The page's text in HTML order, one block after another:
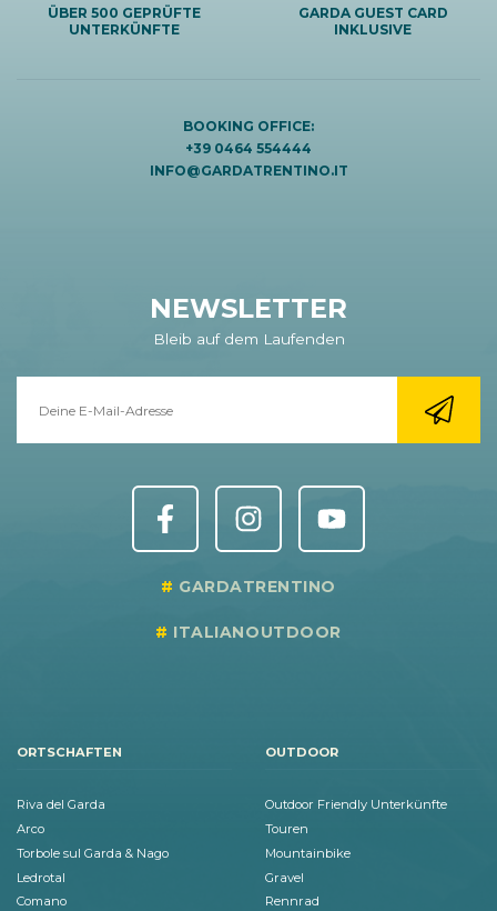
ÜBER 500 GEPRÜFTE
UNTERKÜNFTE
GARDA GUEST CARD
INKLUSIVE
BOOKING OFFICE:
+39 0464 554444
INFO@GARDATRENTINO.IT
NEWSLETTER
Bleib auf dem Laufenden
GARDATRENTINO
ITALIANOUTDOOR
ORTSCHAFTEN
Riva del Garda
Arco
Torbole sul Garda & Nago
Ledrotal
Comano
OUTDOOR
Outdoor Friendly Unterkünfte
Touren
Mountainbike
Gravel
Rennrad